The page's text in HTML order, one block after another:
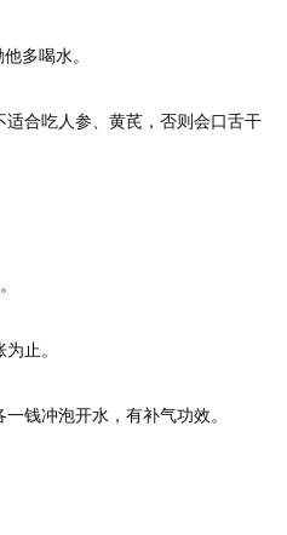
多喝水。
合吃人参、黄芪，否则会口舌干
止。
钱冲泡开水，有补气功效。